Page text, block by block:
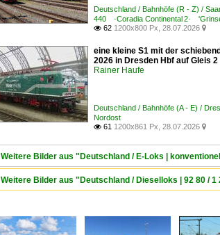
Deutschland / Bahnhöfe (R - Z) /
440 ·Coradia Continental 2·
 62 1200x800 Px, 28.07.2026 
eine kleine S1 mit der
2026 in Dresden Hbf auf Gleis 2
Rainer Haufe
Deutschland / Bahnhöfe (A - E) /
Nordost
 61 1200x861 Px, 28.07.2026 
Weitere Bilder aus "Deutschland / E-Loks |
Weitere Bilder aus "Deutschland / Dieselloks | 92 80